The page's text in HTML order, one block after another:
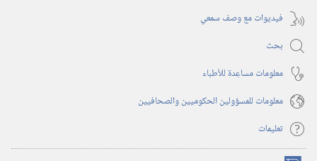
فيديوات مع وصف سمعي
بحث
معلومات مساعِدة للأطباء
معلومات للمسؤولين الحكوميين والصحافيين
تعليمات